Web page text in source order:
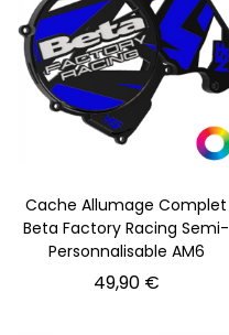
Cache Allumage Complet
Beta Factory Racing Semi-
Personnalisable AM6
49,90 €Prix